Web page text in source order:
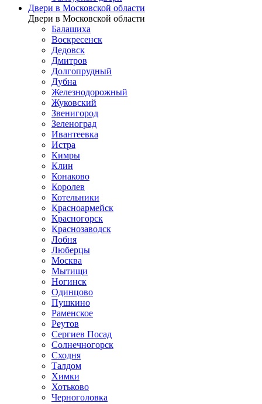
Двери в Московской области
Двери в Московской области
Балашиха
Воскресенск
Дедовск
Дмитров
Долгопрудный
Дубна
Железнодорожный
Жуковский
Звенигород
Зеленоград
Ивантеевка
Истра
Кимры
Клин
Конаково
Королев
Котельники
Красноармейск
Красногорск
Краснозаводск
Лобня
Люберцы
Москва
Мытищи
Ногинск
Одинцово
Пушкино
Раменское
Реутов
Сергиев Посад
Солнечногорск
Сходня
Талдом
Химки
Хотьково
Черноголовка